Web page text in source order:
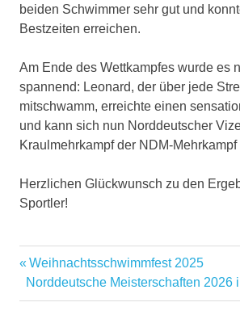
beiden Schwimmer sehr gut und
Bestzeiten erreichen.
Am Ende des Wettkampfes wurde es
spannend: Leonard, der über jede
mitschwamm, erreichte einen
und kann sich nun Norddeutscher
Kraulmehrkampf der NDM-
Herzlichen Glückwunsch zu den
Sportler!
Norddeutsche
Weihnachtsschwimmfest 2025
Norddeutsche Meisterschaften 2026